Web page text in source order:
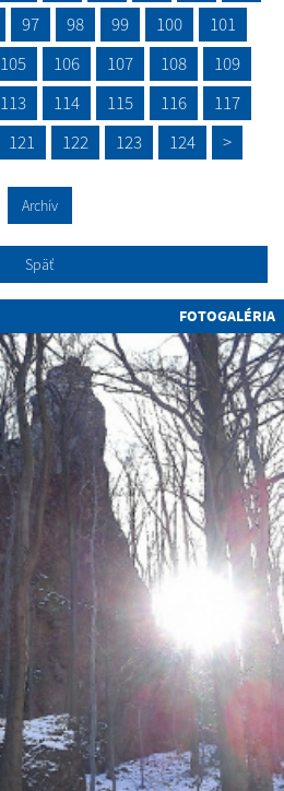
97 98 99 100
101
105 106 107 108
109
113 114 115 116
117
121 122 123 124 >
Archív
Späť
FOTOGALÉRIA